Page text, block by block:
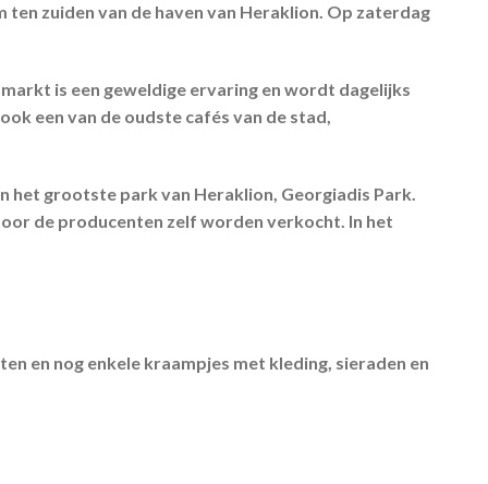
zuiden van de haven van Heraklion. Op zaterdag
is een geweldige ervaring en wordt dagelijks
een van de oudste cafés van de stad,
het grootste park van Heraklion, Georgiadis Park.
de producenten zelf worden verkocht. In het
en nog enkele kraampjes met kleding, sieraden en